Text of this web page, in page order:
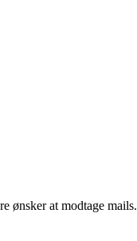
ønsker at modtage mails.